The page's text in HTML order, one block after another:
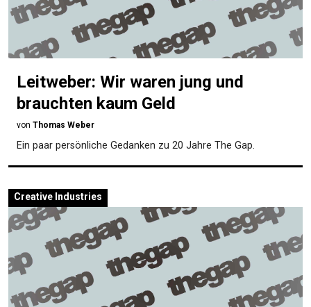
Leitweber: Wir waren jung und
brauchten kaum Geld
von Thomas Weber
Ein paar persönliche Gedanken zu 20 Jahre The Gap.
Creative Industries